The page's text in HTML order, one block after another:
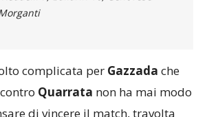
7, Ballarin 16, Genovese
complicata per